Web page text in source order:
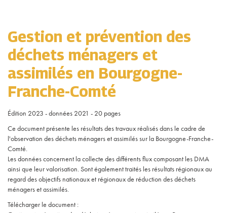
Gestion et prévention des
déchets ménagers et
assimilés en Bourgogne-
Franche-Comté
Édition 2023 - données 2021 - 20 pages
Ce document présente les résultats des travaux réalisés dans le cadre de
l'observation des déchets ménagers et assimilés sur la Bourgogne-Franche-
Comté.
Les données concernent la collecte des différents flux composant les DMA
ainsi que leur valorisation. Sont également traités les résultats régionaux au
regard des objectifs nationaux et régionaux de réduction des déchets
ménagers et assimilés.
Télécharger le document :